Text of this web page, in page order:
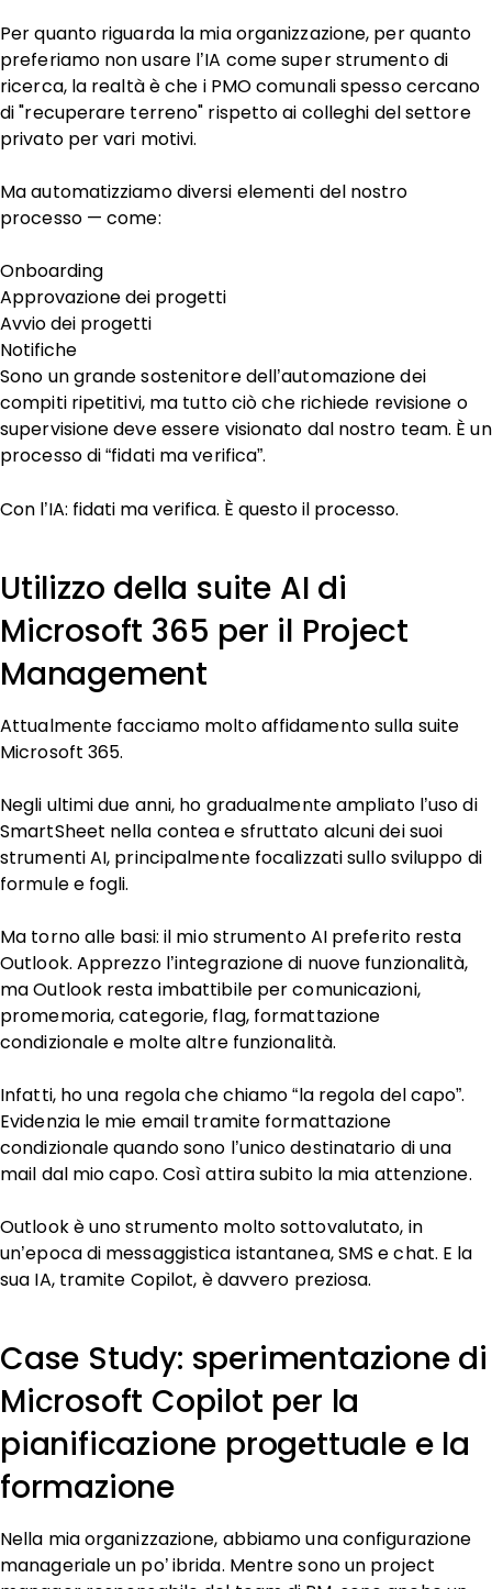
Per quanto riguarda la mia organizzazione, per quanto
preferiamo non usare l’IA come super strumento di
ricerca, la realtà è che i PMO comunali spesso cercano
di "recuperare terreno" rispetto ai colleghi del settore
privato per vari motivi.
Ma automatizziamo diversi elementi del nostro
processo — come:
Onboarding
Approvazione dei progetti
Avvio dei progetti
Notifiche
Sono un grande sostenitore dell’automazione dei
compiti ripetitivi, ma tutto ciò che richiede revisione o
supervisione deve essere visionato dal nostro team. È un
processo di “fidati ma verifica”.
Con l’IA: fidati ma verifica. È questo il processo.
Utilizzo della suite AI di
Microsoft 365 per il Project
Management
Attualmente facciamo molto affidamento sulla suite
Microsoft 365.
Negli ultimi due anni, ho gradualmente ampliato l’uso di
SmartSheet nella contea e sfruttato alcuni dei suoi
strumenti AI, principalmente focalizzati sullo sviluppo di
formule e fogli.
Ma torno alle basi: il mio strumento AI preferito resta
Outlook. Apprezzo l’integrazione di nuove funzionalità,
ma Outlook resta imbattibile per comunicazioni,
promemoria, categorie, flag, formattazione
condizionale e molte altre funzionalità.
Infatti, ho una regola che chiamo “la regola del capo”.
Evidenzia le mie email tramite formattazione
condizionale quando sono l’unico destinatario di una
mail dal mio capo. Così attira subito la mia attenzione.
Outlook è uno strumento molto sottovalutato, in
un’epoca di messaggistica istantanea, SMS e chat. E la
sua IA, tramite Copilot, è davvero preziosa.
Case Study: sperimentazione di
Microsoft Copilot per la
pianificazione progettuale e la
formazione
Nella mia organizzazione, abbiamo una configurazione
manageriale un po’ ibrida. Mentre sono un project